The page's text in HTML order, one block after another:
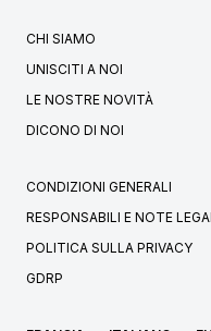
CHI SIAMO
UNISCITI A NOI
LE NOSTRE NOVITÀ
DICONO DI NOI
CONDIZIONI GENERALI
RESPONSABILI E NOTE
POLITICA SULLA PRIVACY
GDRP